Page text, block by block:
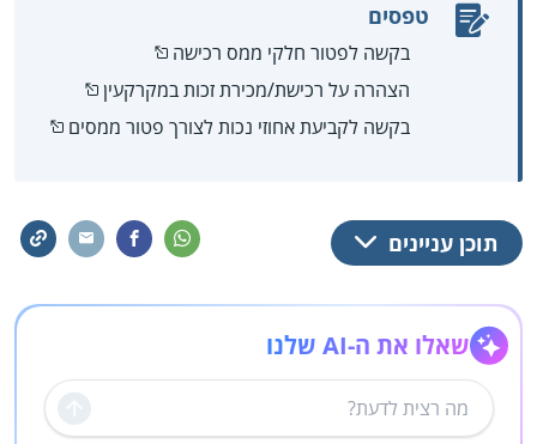
טפסים
בקשה לפטור חלקי ממס רכישה
הצהרה על רכישת/מכירת זכות במקרקעין
בקשה לקביעת אחוזי נכות לצורך פטור ממסים
תוכן עניינים
שאלו את ה-AI שלנו
שליחה